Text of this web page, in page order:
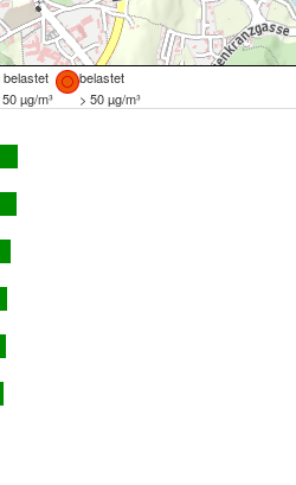
belastet
belastet
µg/m³ > 50 µg/m³